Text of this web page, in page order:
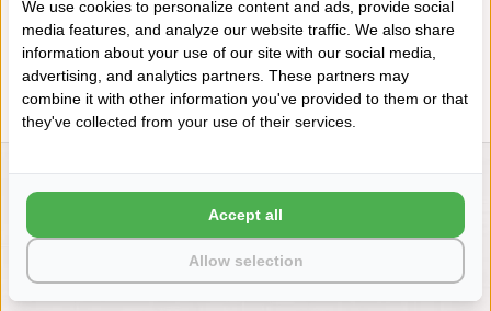
GRAM PER M²
€75,00
LIENSLINNENWINKEL.NL
VRAGEN? BEL DAN
+31 (0) 575 511817
We use cookies to personalize content and ads, provide social
media features, and analyze our website traffic. We also share
information about your use of our site with our social media,
advertising, and analytics partners. These partners may
combine it with other information you've provided to them or that
they've collected from your use of their services.
Allow selection
Accept all